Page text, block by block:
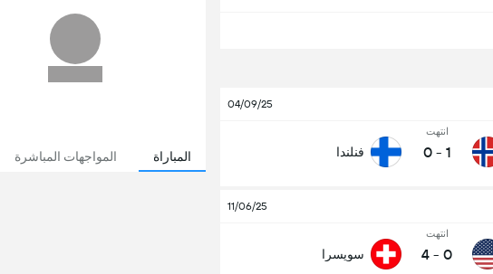
04/09/25
انتهت
1
-
0 فنلندا
11/06/25
انتهت
0
-
4 سويسرا
المباراة المواجهات المباشرة